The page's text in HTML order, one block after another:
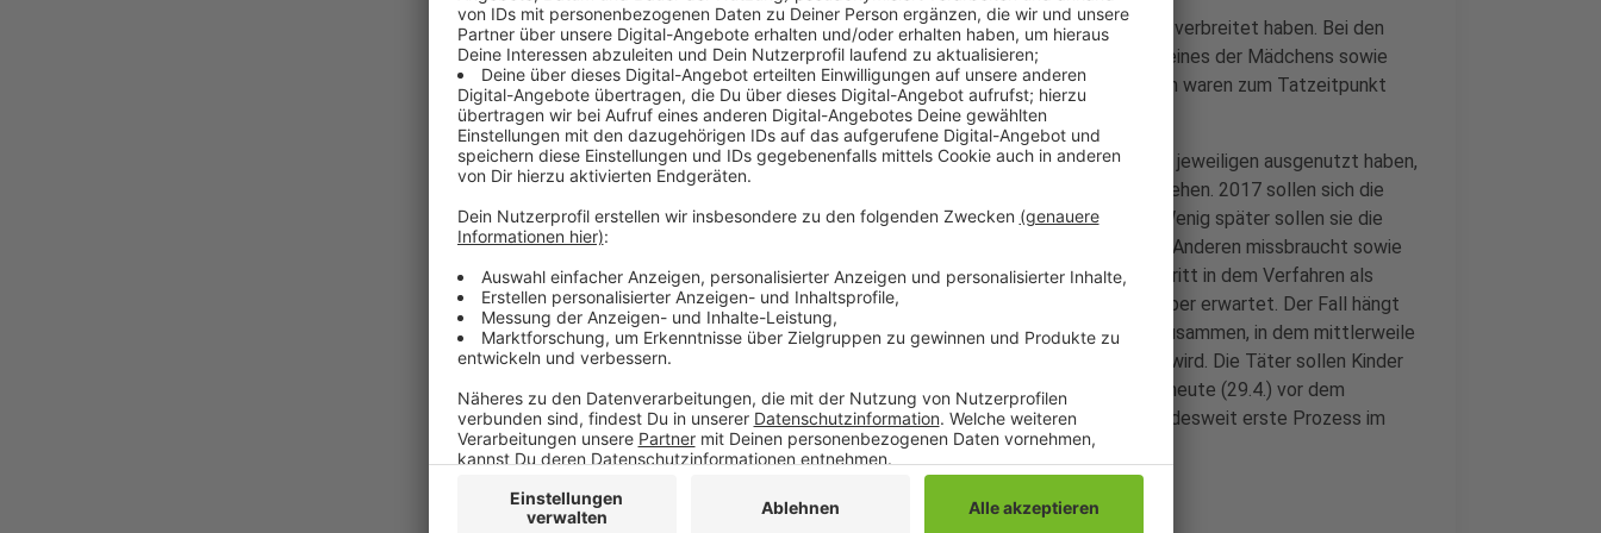
Die Beschuldigten sollen außerdem Kinderpornos hergestellt und verbreitet haben. Bei den
mutmaßlichen Tätern handelt es sich laut Anklage um den Vater eines der Mädchens sowie
den Onkel der anderen Geschädigten. Die misshandelten Mädchen waren zum Tatzeitpunkt
zwischen sechs und elf Jahre alt.
Die Beschuldigten sollen zunächst Aufenthalte der Kinder in ihren jeweiligen ausgenutzt haben,
um sich an ihnen regelmäßig und zum Teil schwerwiegend zu vergehen. 2017 sollen sich die
Angeklagten dann über ein Internetforum kennengelernt haben. Wenig später sollen sie die
Tochter und die Nichte teils zusammen, teils in Anwesenheit des Anderen missbraucht sowie
Bilder und Videos davon gemacht haben. Eines der beiden Opfer tritt in dem Verfahren als
nebenklägerin auf. Ein Urteil wird nach jetzigem Stand im September erwartet. Der Fall hängt
mit dem sogenannten Missbrauchskomplex Bergisch-Gladbach zusammen, in dem mittlerweile
gegen ein großes Täter-Netzwerk in ganz Deutschland ermittelt wird. Die Täter sollen Kinder
missbraucht und Aufnahmen der Taten ausgetauscht haben. Der heute (29.4.) vor dem
Mönchengladbacher Landgericht beginnende Prozess ist der bundesweit erste Prozess im
Missbrauchskomplex Bergisch-Gladbach.